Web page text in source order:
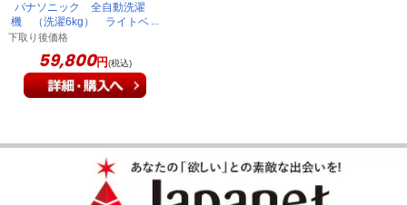
パナソニック 全自動洗濯
機 （洗濯6kg） ライトベ
ージュ NA-F6B5-C
下取り後価格
59,800円(税込)